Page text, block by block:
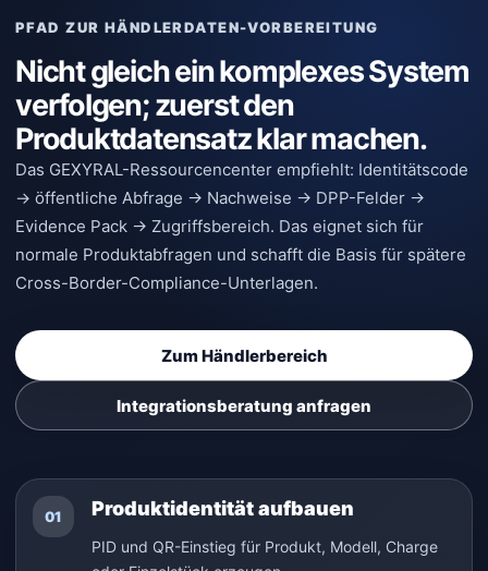
PFAD ZUR HÄNDLERDATEN-VORBEREITUNG
Nicht gleich ein komplexes System
verfolgen; zuerst den
Produktdatensatz klar machen.
Das GEXYRAL-Ressourcencenter empfiehlt: Identitätscode
→ öffentliche Abfrage → Nachweise → DPP-Felder →
Evidence Pack → Zugriffsbereich. Das eignet sich für
normale Produktabfragen und schafft die Basis für spätere
Cross-Border-Compliance-Unterlagen.
Zum Händlerbereich
Integrationsberatung anfragen
01 Produktidentität aufbauen
PID und QR-Einstieg für Produkt, Modell, Charge